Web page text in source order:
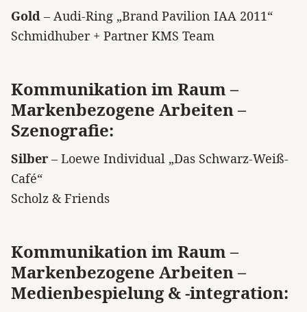
Gold – Audi-Ring „Brand Pavilion IAA 2011“
Schmidhuber + Partner KMS Team
Kommunikation im Raum –
Markenbezogene Arbeiten –
Szenografie:
Silber – Loewe Individual „Das Schwarz-Weiß-
Café“
Scholz & Friends
Kommunikation im Raum –
Markenbezogene Arbeiten –
Medienbespielung & -integration: